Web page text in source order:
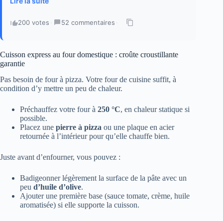
200 votes · 52 commentaires ·
Cuisson express au four domestique : croûte croustillante
garantie
Pas besoin de four à pizza. Votre four de cuisine suffit, à
condition d’y mettre un peu de chaleur.
Préchauffez votre four à 250 °C, en chaleur statique si
possible.
Placez une pierre à pizza ou une plaque en acier
retournée à l’intérieur pour qu’elle chauffe bien.
Juste avant d’enfourner, vous pouvez :
Badigeonner légèrement la surface de la pâte avec un
peu d’huile d’olive.
Ajouter une première base (sauce tomate, crème, huile
aromatisée) si elle supporte la cuisson.